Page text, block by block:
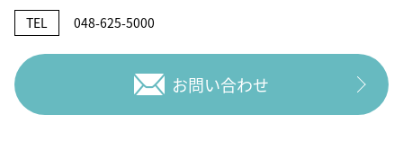
TEL
048-625-5000
お問い合わせ